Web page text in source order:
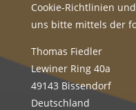
Cookie-Richtlinien
uns bitte mittels der
Thomas Fiedler
Lewiner Ring 40a
49143 Bissendorf
Deutschland